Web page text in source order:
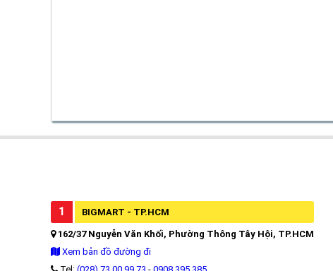
1 BIGMART - TP.HCM
162/37 Nguyễn Văn Khối, Phường Thông Tây Hội, TP.HCM
Xem bản đồ đường đi